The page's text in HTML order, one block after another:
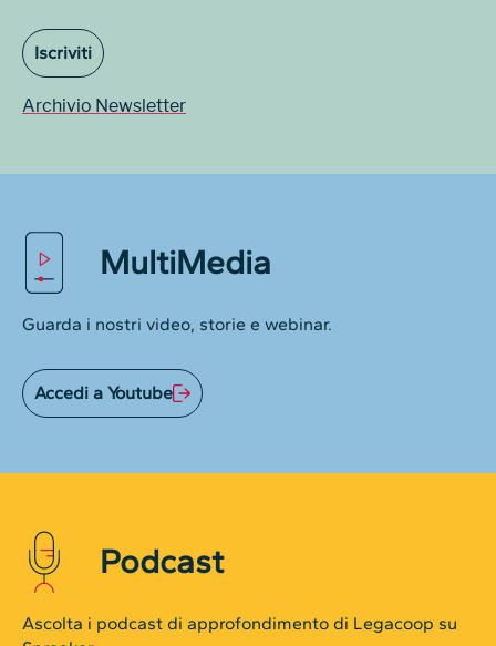
Iscriviti
Archivio Newsletter
MultiMedia
Guarda i nostri video, storie e webinar.
Accedi a Youtube
Podcast
Ascolta i podcast di approfondimento di Legacoop su